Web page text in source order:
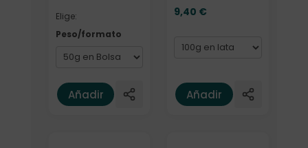
Elige:
Peso/formato
Añadir
9,40 €
Añadir